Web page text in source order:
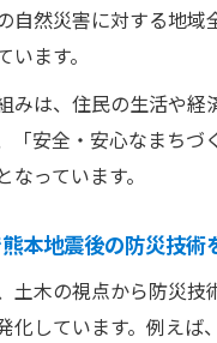
自然災害に対する地域
ます。
みは、住民の生活や経
「安全・安心なまちづ
っています。
本地震後の防災技術
土木の視点から防災技
化しています。例えば